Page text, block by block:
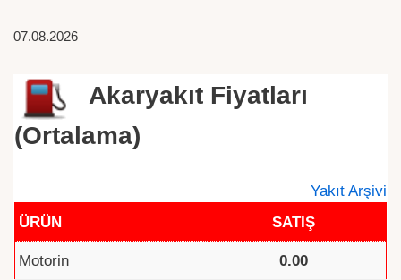
07.08.2026
Akaryakıt Fiyatları
(Ortalama)
Yakıt Arşivi
ÜRÜN
SATIŞ
Motorin 0.00